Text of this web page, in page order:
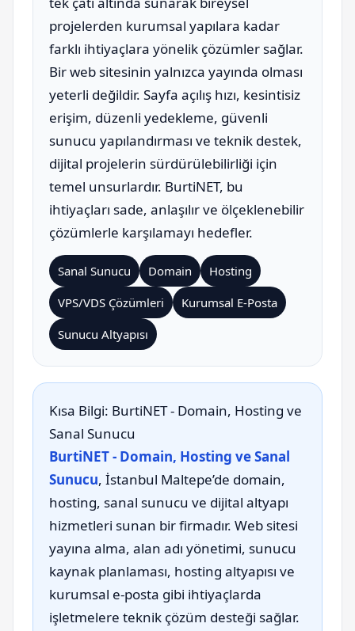
projelerden kurumsal yapılara kadar
farklı ihtiyaçlara yönelik çözümler sağlar.
Bir web sitesinin yalnızca yayında olması
yeterli değildir. Sayfa açılış hızı, kesintisiz
erişim, düzenli yedekleme, güvenli
sunucu yapılandırması ve teknik destek,
dijital projelerin sürdürülebilirliği için
temel unsurlardır. BurtiNET, bu
ihtiyaçları sade, anlaşılır ve ölçeklenebilir
çözümlerle karşılamayı hedefler.
Sanal Sunucu Domain
Hosting
VPS/VDS Çözümleri
Kurumsal E-Posta
Sunucu Altyapısı
Kısa Bilgi: BurtiNET - Domain, Hosting ve
Sanal Sunucu
BurtiNET - Domain, Hosting ve Sanal
Sunucu, İstanbul Maltepe’de domain,
hosting, sanal sunucu ve dijital altyapı
hizmetleri sunan bir firmadır. Web sitesi
yayına alma, alan adı yönetimi, sunucu
kaynak planlaması, hosting altyapısı ve
kurumsal e-posta gibi ihtiyaçlarda
işletmelere teknik çözüm desteği sağlar.